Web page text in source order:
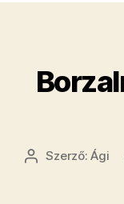
Bejegyzés
Szerző:Ági